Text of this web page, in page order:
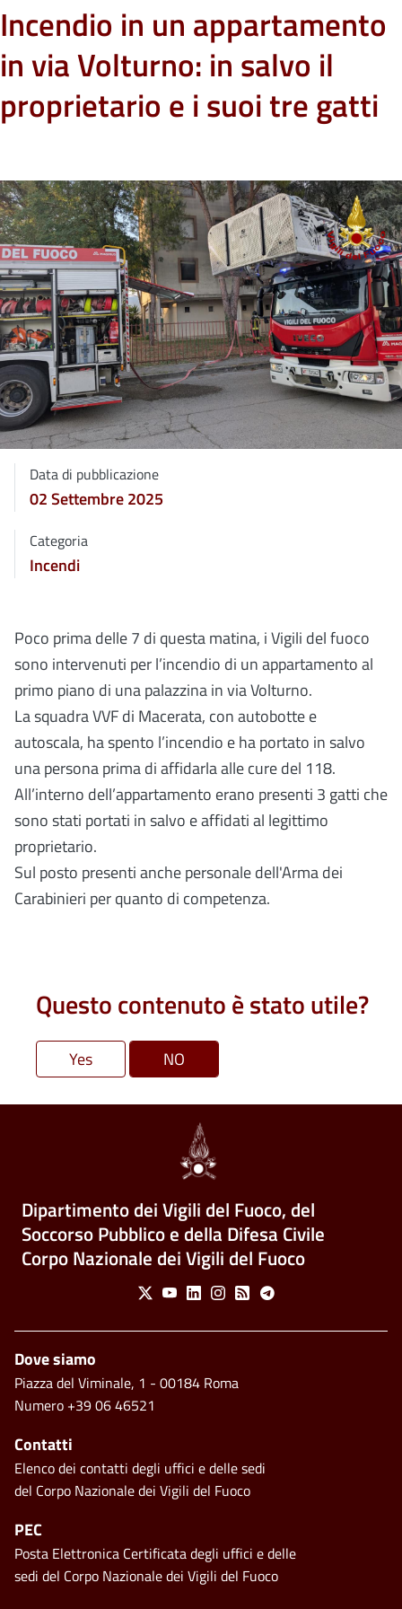
Incendio in un appartamento
in via Volturno: in salvo il
proprietario e i suoi tre gatti
Data di pubblicazione
02 Settembre 2025
Categoria
Incendi
Poco prima delle 7 di questa matina, i Vigili del fuoco
sono intervenuti per l’incendio di un appartamento al
primo piano di una palazzina in via Volturno.
La squadra VVF di Macerata, con autobotte e
autoscala, ha spento l’incendio e ha portato in salvo
una persona prima di affidarla alle cure del 118.
All’interno dell’appartamento erano presenti 3 gatti che
sono stati portati in salvo e affidati al legittimo
proprietario.
Sul posto presenti anche personale dell'Arma dei
Carabinieri per quanto di competenza.
Questo contenuto è stato utile?
Dipartimento dei Vigili del Fuoco, del
Soccorso Pubblico e della Difesa Civile
Corpo Nazionale dei Vigili del Fuoco
Social Menu
X YoutubeLinkedinInstagram
Feed Telegram
Piè di pagina
Dove siamo
Piazza del Viminale, 1 - 00184 Roma
Numero +39 06 46521
Contatti
Elenco dei contatti degli uffici e delle sedi
del Corpo Nazionale dei Vigili del Fuoco
PEC
Posta Elettronica Certificata degli uffici e delle
sedi del Corpo Nazionale dei Vigili del Fuoco